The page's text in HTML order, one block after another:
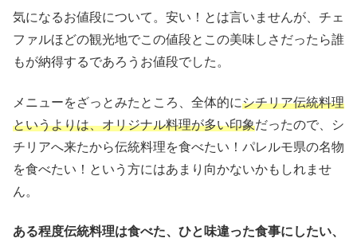
気になるお値段について。安い！とは言いませんが、チェ
ファルほどの観光地でこの値段とこの美味しさだったら誰
もが納得するであろうお値段でした。
メニューをざっとみたところ、全体的にシチリア伝統料理
というよりは、オリジナル料理が多い印象だったので、シ
チリアへ来たから伝統料理を食べたい！パレルモ県の名物
を食べたい！という方にはあまり向かないかもしれませ
ん。
ある程度伝統料理は食べた、ひと味違った食事にしたい、